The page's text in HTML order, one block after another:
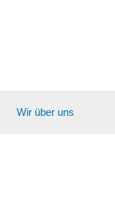
Wir über uns